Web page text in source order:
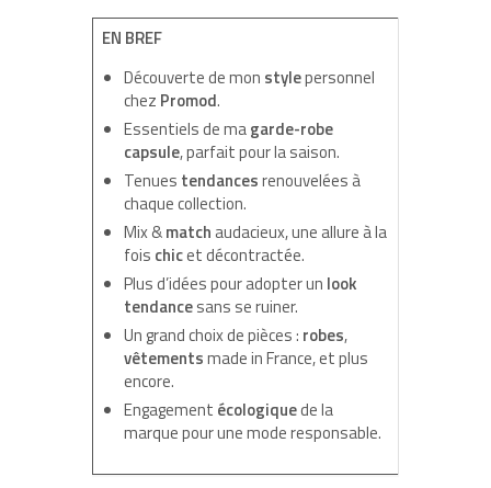
EN BREF
Découverte de mon stylepersonnel
chez Promod.
Essentiels de magarde-robe
capsule, parfait pour la saison.
Tenues tendancesrenouvelées à
chaque collection.
Mix &match audacieux, une allure à la
fois chicet décontractée.
Plus d’idées pour adopter un look
tendancesans se ruiner.
Un grand choix de pièces : robes,
vêtementsmade in France, et plus
encore.
Engagement écologiquede la
marque pour une mode responsable.